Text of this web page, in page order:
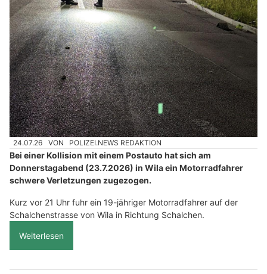
24.07.26 VON POLIZEI.NEWS REDAKTION
Bei einer Kollision mit einem Postauto hat sich am
Donnerstagabend (23.7.2026) in Wila ein Motorradfahrer
schwere Verletzungen zugezogen.
Kurz vor 21 Uhr fuhr ein 19-jähriger Motorradfahrer auf der
Schalchenstrasse von Wila in Richtung Schalchen.
Weiterlesen